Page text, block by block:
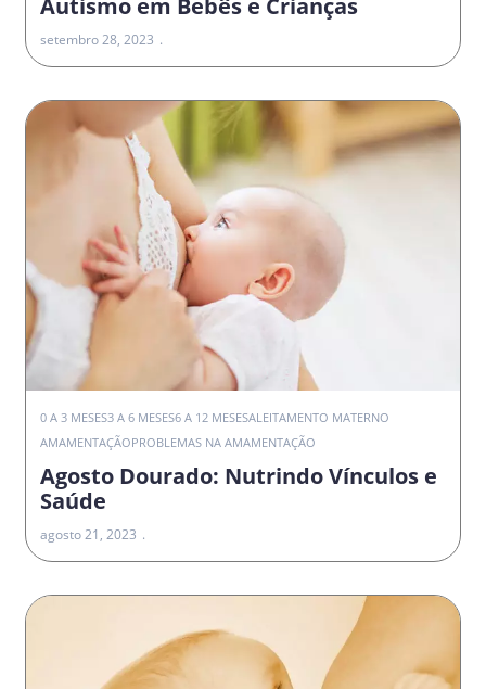
setembro 28, 2023
0 A 3 MESES3 A 6 MESES6 A 12 MESESALEITAMENTO MATERNO
AMAMENTAÇÃOPROBLEMAS NA AMAMENTAÇÃO
Agosto Dourado: Nutrindo Vínculos e
Saúde
agosto 21, 2023